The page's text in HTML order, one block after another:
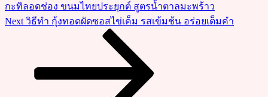
กรอบ
นอก
นุ่ม
ใน
กลิ่น
กะทิลอดช่อง ขนมไทยประยุกต์ สูตรน้ำตาลมะพร้าว
Next
Post
Next วิธีทำ กุ้งทอดผัดซอสไข่เค็ม รสเข้มช้น อร่อยเต็มคำ